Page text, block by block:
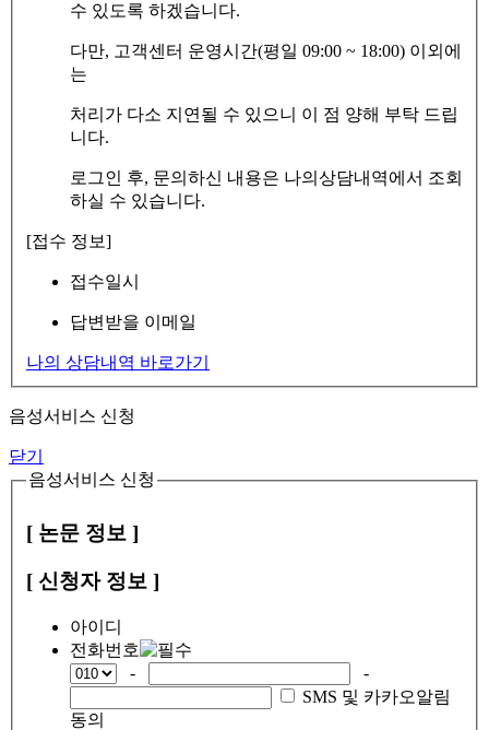
수 있도록 하겠습니다.
다만, 고객센터 운영시간(평일 09:00 ~ 18:00) 이외에
는
처리가 다소 지연될 수 있으니 이 점 양해 부탁 드립
니다.
로그인 후, 문의하신 내용은 나의상담내역에서 조회
하실 수 있습니다.
[접수 정보]
접수일시
답변받을 이메일
나의 상담내역 바로가기
음성서비스 신청
닫기
음성서비스 신청
[ 논문 정보 ]
[ 신청자 정보 ]
아이디
전화번호
-
-
SMS 및 카카오알림
동의